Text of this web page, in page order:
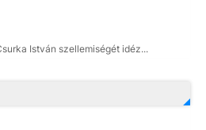
István szellemiségét idéz...